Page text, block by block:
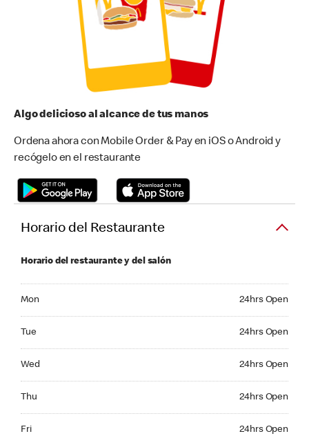
Algo delicioso al alcance de tus manos
Ordena ahora con Mobile Order & Pay en iOS o Android y
recógelo en el restaurante
Horario del Restaurante
Horario del restaurante y del salón
Mon 24hrs Open
Tue 24hrs Open
Wed 24hrs Open
Thu 24hrs Open
Fri 24hrs Open